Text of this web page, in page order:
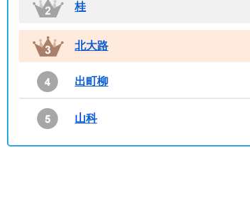
桂
北大路
出町柳
山科